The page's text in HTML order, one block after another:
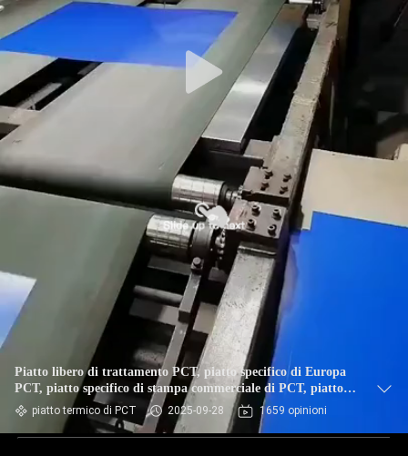
Piatto libero di trattamento PCT, piatto specifico di Europa
PCT, piatto specifico di stampa commerciale di PCT, piatto
di stampa offset PCT
piatto termico di PCT 2025-09-28 1659 opinioni